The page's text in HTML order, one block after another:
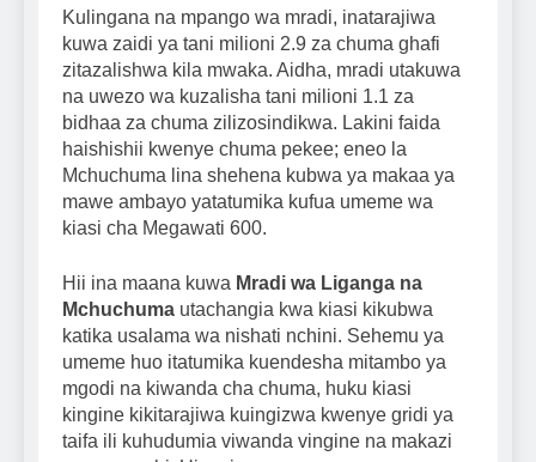
Kulingana na mpango wa mradi, inatarajiwa
kuwa zaidi ya tani milioni 2.9 za chuma ghafi
zitazalishwa kila mwaka. Aidha, mradi utakuwa
na uwezo wa kuzalisha tani milioni 1.1 za
bidhaa za chuma zilizosindikwa. Lakini faida
haishishii kwenye chuma pekee; eneo la
Mchuchuma lina shehena kubwa ya makaa ya
mawe ambayo yatatumika kufua umeme wa
kiasi cha Megawati 600.
Hii ina maana kuwa Mradi wa Liganga na
Mchuchuma utachangia kwa kiasi kikubwa
katika usalama wa nishati nchini. Sehemu ya
umeme huo itatumika kuendesha mitambo ya
mgodi na kiwanda cha chuma, huku kiasi
kingine kikitarajiwa kuingizwa kwenye gridi ya
taifa ili kuhudumia viwanda vingine na makazi